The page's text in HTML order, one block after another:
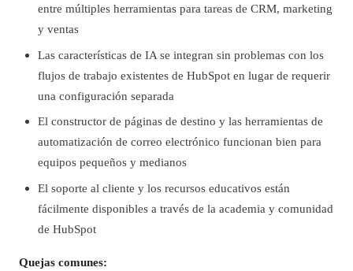
entre múltiples herramientas para tareas de CRM, marketing
y ventas
Las características de IA se integran sin problemas con los
flujos de trabajo existentes de HubSpot en lugar de requerir
una configuración separada
El constructor de páginas de destino y las herramientas de
automatización de correo electrónico funcionan bien para
equipos pequeños y medianos
El soporte al cliente y los recursos educativos están
fácilmente disponibles a través de la academia y comunidad
de HubSpot
Quejas comunes: